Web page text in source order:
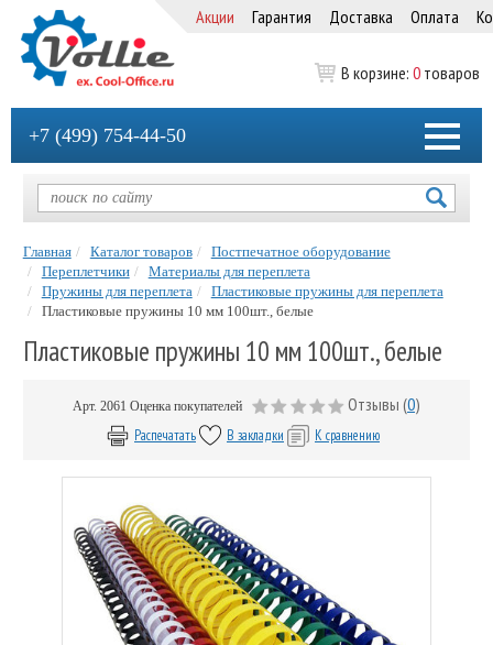
Акции Гарантия Доставка Оплата
В корзине: 0 товаров
+7 (499) 754-44-50
Главная Каталог товаров
Постпечатное оборудование
Переплетчики
Материалы для переплета
Пружины для переплета
Пластиковые пружины для переплета
Пластиковые пружины 10 мм 100шт., белые
Пластиковые пружины 10 мм 100шт., белые
Арт. 2061 Оценка покупателей Отзывы (0)
Распечатать В закладки К сравнению